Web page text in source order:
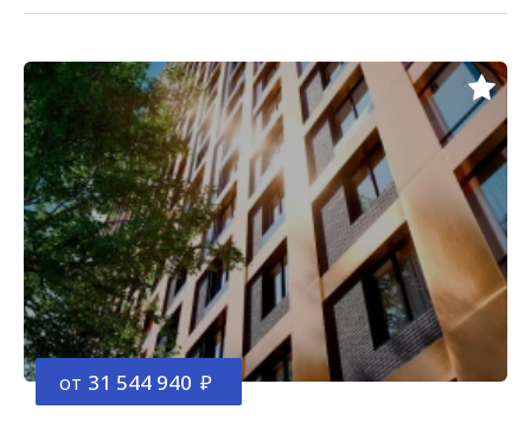
от 31 544 940